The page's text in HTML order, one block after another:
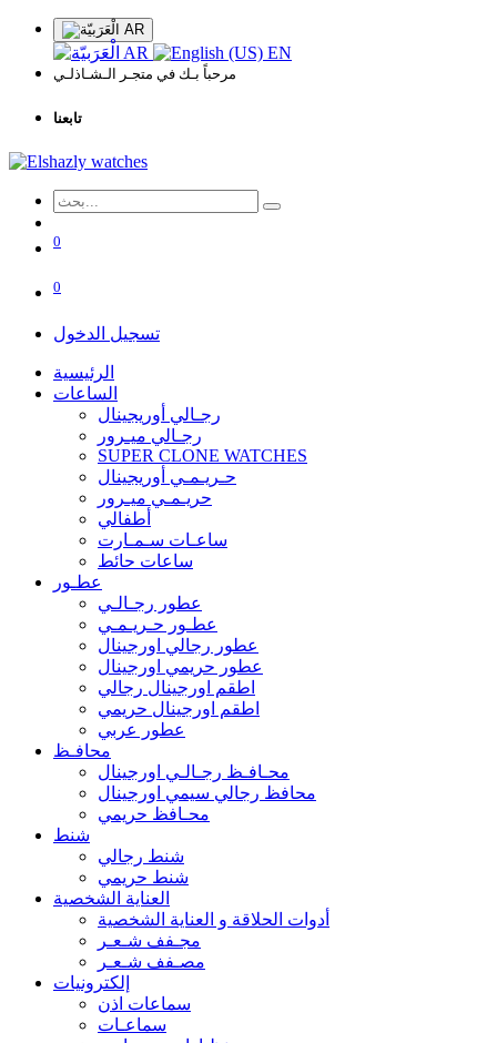
AR
AR EN
مرحباً بـك في متجـر الـشـاذلـي
تابعنا
0
0
تسجيل الدخول
الرئيسية
الساعات
رجـالي أوريجينال
رجـالي ميـرور
SUPER CLONE WATCHES
حـريـمـي أوريجينال
حريـمـي ميـرور
أطفالي
ساعـات سـمـارت
ساعات حائط
عطـور
عطور رجـالـي
عطـور حـريـمـي
عطور رجالي اورجينال
عطور حريمي اورجينال
اطقم اورجينال رجالي
اطقم اورجينال حريمي
عطور عربي
محافـظ
محـافـظ رجـالـي اورجينال
محافظ رجالي سيمي اورجينال
محـافظ حريمي
شنط
شنط رجالي
شنط حريمي
العناية الشخصية
أدوات الحلاقة و العناية الشخصية
مجـفف شـعـر
مصـفف شـعـر
إلكترونيات
سماعات اذن
سماعـات